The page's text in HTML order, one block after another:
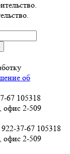
об
67 105318
офис 2-509
37-67 105318
офис 2-509